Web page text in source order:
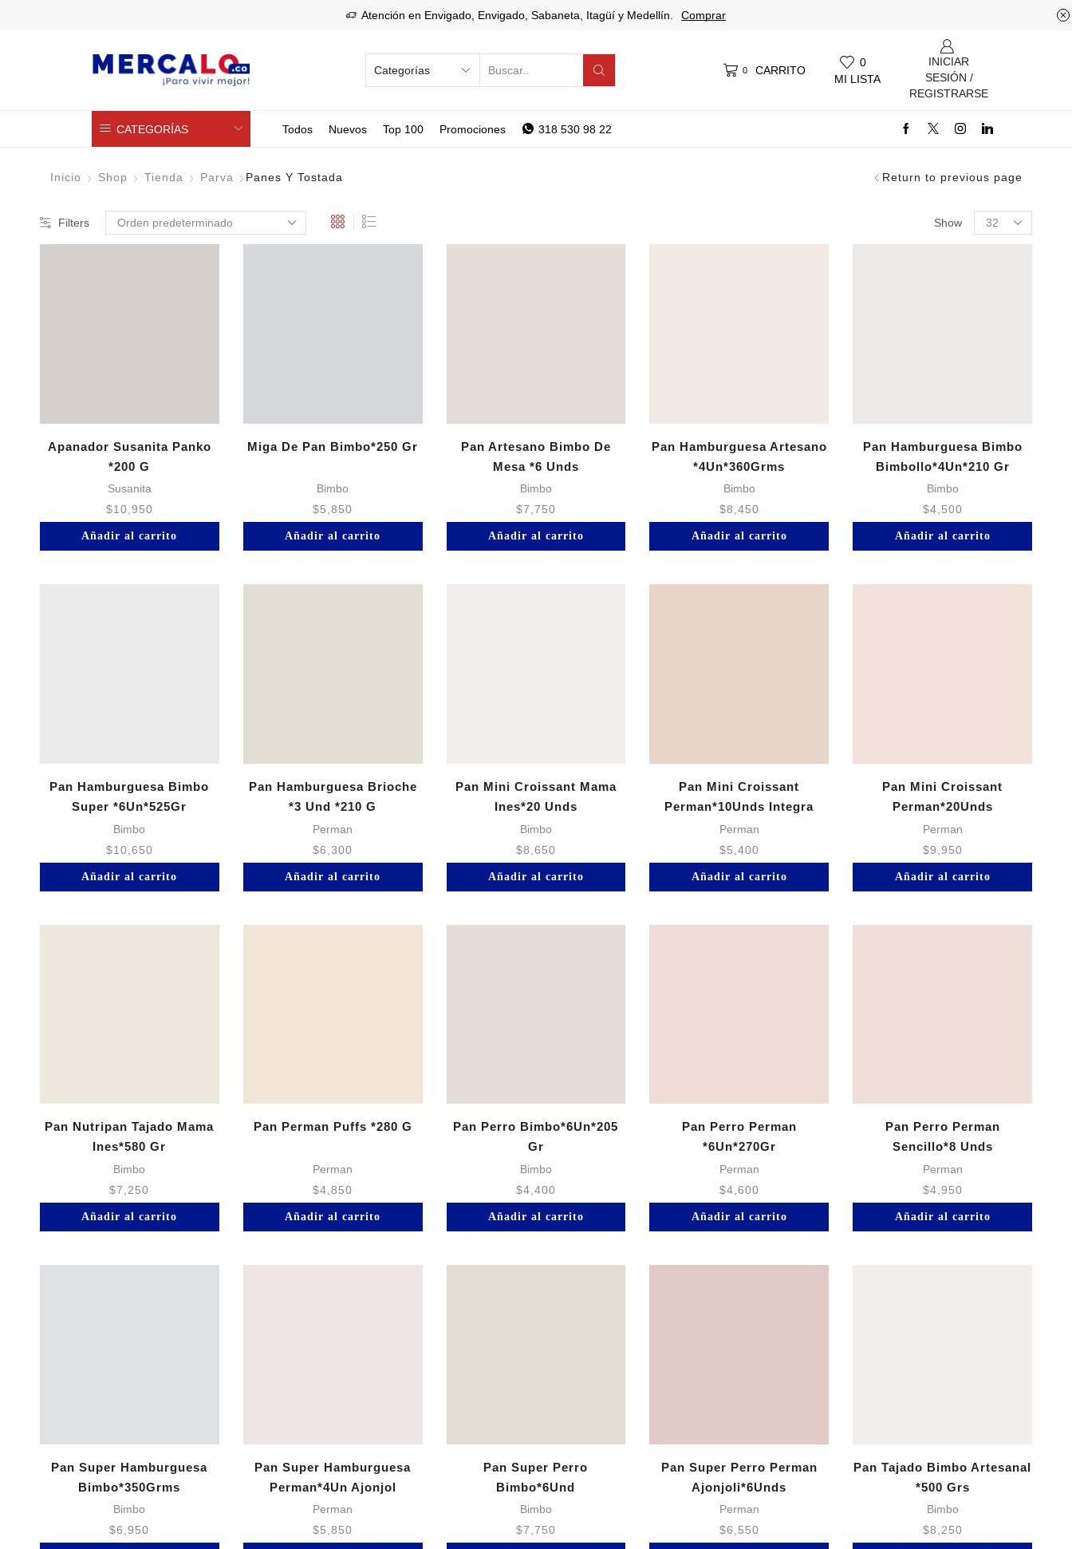
Atención en Envigado, Envigado, Sabaneta, Itagüí y Medellín. Comprar
SEARCH
0 CARRITO
0
MI LISTA
INICIAR
SESIÓN /
REGISTRARSE
CATEGORÍAS Todos Nuevos Top 100 Promociones 318 530 98 22
Inicio Shop Tienda Parva Panes Y Tostada Return to previous page
Filters Show
Products
per
Apanador Susanita Panko
*200 G
Susanita
$10,950
Añadir al carrito
Miga De Pan Bimbo*250 Gr
Bimbo
$5,850
Añadir al carrito
Pan Artesano Bimbo De
Mesa *6 Unds
Bimbo
$7,750
Añadir al carrito
Pan Hamburguesa Artesano
*4Un*360Grms
Bimbo
$8,450
Añadir al carrito
Pan Hamburguesa Bimbo
Bimbollo*4Un*210 Gr
Bimbo
$4,500
Añadir al carrito
Pan Hamburguesa Bimbo
Super *6Un*525Gr
Bimbo
$10,650
Añadir al carrito
Pan Hamburguesa Brioche
*3 Und *210 G
Perman
$6,300
Añadir al carrito
Pan Mini Croissant Mama
Ines*20 Unds
Bimbo
$8,650
Añadir al carrito
Pan Mini Croissant
Perman*10Unds Integra
Perman
$5,400
Añadir al carrito
Pan Mini Croissant
Perman*20Unds
Perman
$9,950
Añadir al carrito
Pan Nutripan Tajado Mama
Ines*580 Gr
Bimbo
$7,250
Añadir al carrito
Pan Perman Puffs *280 G
Perman
$4,850
Añadir al carrito
Pan Perro Bimbo*6Un*205
Gr
Bimbo
$4,400
Añadir al carrito
Pan Perro Perman
*6Un*270Gr
Perman
$4,600
Añadir al carrito
Pan Perro Perman
Sencillo*8 Unds
Perman
$4,950
Añadir al carrito
Pan Super Hamburguesa
Bimbo*350Grms
Bimbo
$6,950
Pan Super Hamburguesa
Perman*4Un Ajonjol
Perman
$5,850
Pan Super Perro
Bimbo*6Und
Bimbo
$7,750
Pan Super Perro Perman
Ajonjoli*6Unds
Perman
$6,550
Pan Tajado Bimbo Artesanal
*500 Grs
Bimbo
$8,250